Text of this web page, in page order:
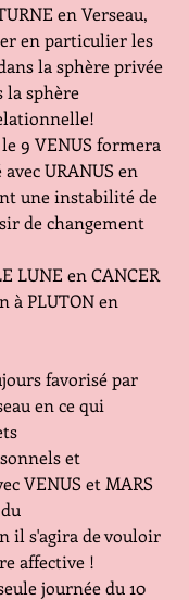
en Verseau,
en particulier les
la sphère privée
la sphère
URANUS en
une instabilité de
de changement
LUNE en CANCER
à PLUTON en
favorisé par
en ce qui
VENUS et MARS
affective !